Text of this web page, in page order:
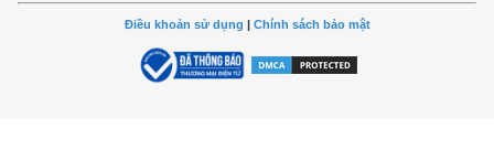
Điều khoản sử dụng | Chính sách bảo mật